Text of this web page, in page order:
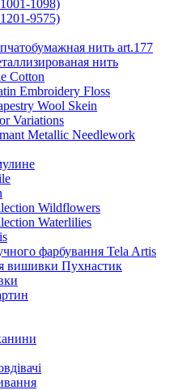
1098)
9575)
нить art.177
нить
Cotton
Embroidery Floss
Wool Skein
Variations
Metallic Needlework
Wildflowers
Waterlilies
фарбування Tela Artis
вишивки Пухнастик